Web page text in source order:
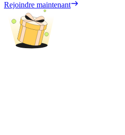
Des investissements exclusifs
Rejoindre maintenant